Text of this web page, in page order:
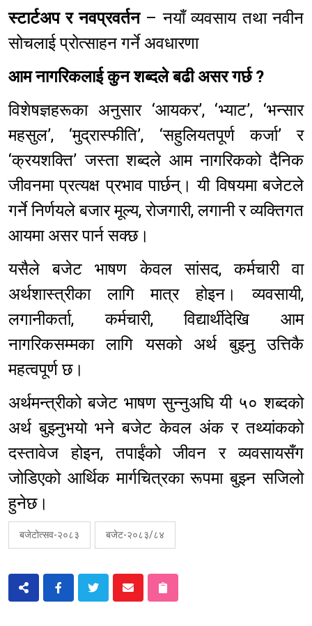
स्टार्टअप र नवप्रवर्तन– नयाँ व्यवसाय तथा नवीन
सोचलाई प्रोत्साहन गर्ने अवधारणा
आम नागरिकलाई कुन शब्दले बढी असर गर्छ ?
विशेषज्ञहरूका अनुसार ‘आयकर’, ‘भ्याट’, ‘भन्सार
महसुल’, ‘मुद्रास्फीति’, ‘सहुलियतपूर्ण कर्जा’ र
‘क्रयशक्ति’ जस्ता शब्दले आम नागरिकको दैनिक
जीवनमा प्रत्यक्ष प्रभाव पार्छन्। यी विषयमा बजेटले
गर्ने निर्णयले बजार मूल्य, रोजगारी, लगानी र व्यक्तिगत
आयमा असर पार्न सक्छ।
यसैले बजेट भाषण केवल सांसद, कर्मचारी वा
अर्थशास्त्रीका लागि मात्र होइन। व्यवसायी,
लगानीकर्ता, कर्मचारी, विद्यार्थीदेखि आम
नागरिकसम्मका लागि यसको अर्थ बुझ्नु उत्तिकै
महत्वपूर्ण छ।
अर्थमन्त्रीको बजेट भाषण सुन्नुअघि यी ५० शब्दको
अर्थ बुझ्नुभयो भने बजेट केवल अंक र तथ्यांकको
दस्तावेज होइन, तपाईंको जीवन र व्यवसायसँग
जोडिएको आर्थिक मार्गचित्रका रूपमा बुझ्न सजिलो
हुनेछ।
बजेटोत्सव-२०८३ बजेट-२०८३/८४